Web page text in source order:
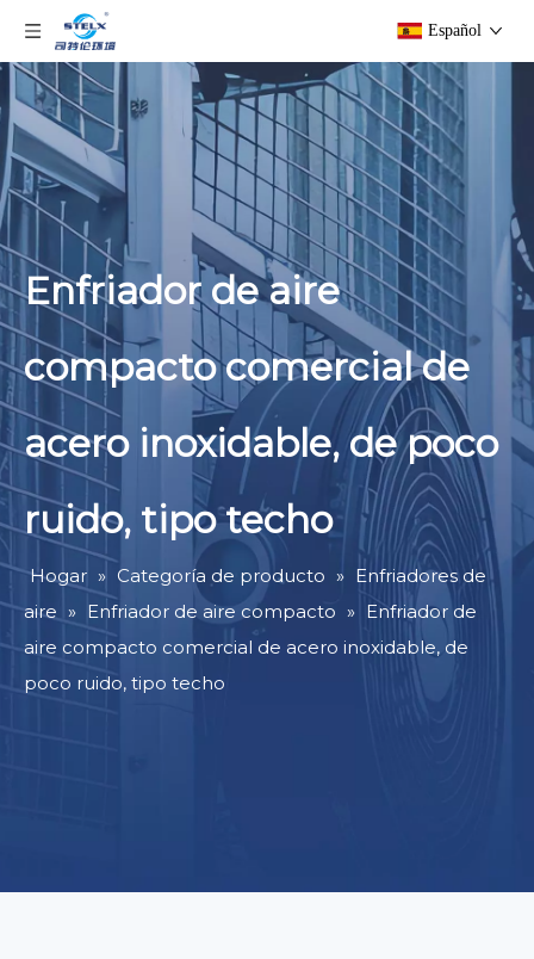
Español
Enfriador de aire
compacto comercial de
acero inoxidable, de poco
ruido, tipo techo
Hogar » Categoría de producto » Enfriadores de
aire » Enfriador de aire compacto » Enfriador de
aire compacto comercial de acero inoxidable, de
poco ruido, tipo techo